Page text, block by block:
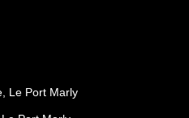
Le Port Marly